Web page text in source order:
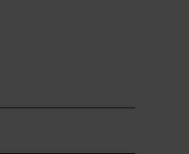
Produkte